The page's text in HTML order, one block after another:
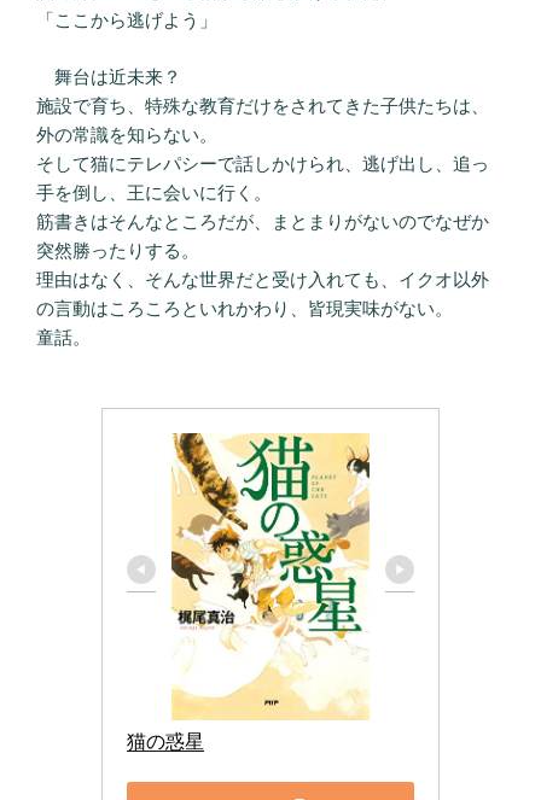
「ここから逃げよう」
舞台は近未来？
施設で育ち、特殊な教育だけをされてきた子供たちは、
外の常識を知らない。
そして猫にテレパシーで話しかけられ、逃げ出し、追っ
手を倒し、王に会いに行く。
筋書きはそんなところだが、まとまりがないのでなぜか
突然勝ったりする。
理由はなく、そんな世界だと受け入れても、イクオ以外
の言動はころころといれかわり、皆現実味がない。
童話。
猫の惑星